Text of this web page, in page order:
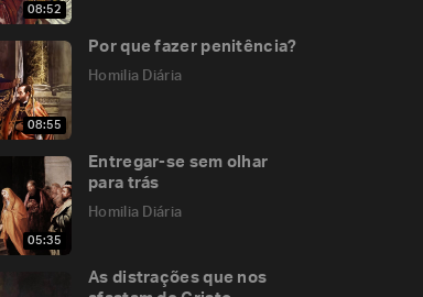
08:52
08:55
Por que fazer penitência?
Homilia Diária
05:35
Entregar-se sem olhar
para trás
Homilia Diária
As distrações que nos